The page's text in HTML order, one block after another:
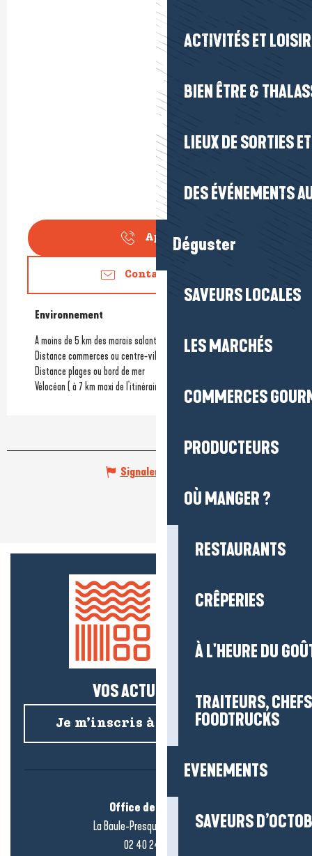
ACTIVITÉS ET
BIEN ÊTRE &
LIEUX DE SORTIES
DES ÉVÉNEMENTS
Déguster
SAVEURS LOCALES
LES MARCHÉS
COMMERCES
PRODUCTEURS
OÙ MANGER ?
RESTAURANTS
CRÊPERIES
À L'HEURE DU
TRAITEURS,
FOODTRUCKS
EVENEMENTS
SAVEURS
Appeler
Contactez-nous
Environnement
Environnement
A moins de 5 km des marais salants
Distance commerces ou centre-ville
Distance plages ou bord de mer
Vélocéan ( à 7 km maxi de l'itinéraire)
Signaler une erreur
VOS ACTUS SALÉES !
Je m’inscris à la newsletter
Office de tourisme
La Baule-Presqu’île de Guérande
02 40 24 34 44